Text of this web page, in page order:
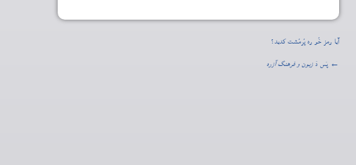
آیا رمز خُو ره پُرمُشت کدید؟
← پَس دَزبون و فرهنگ آزره